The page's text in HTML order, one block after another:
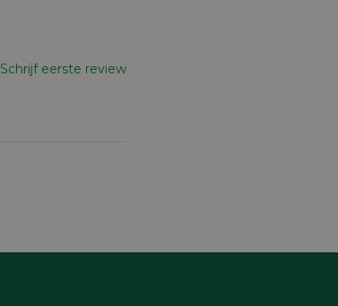
Schrijf eerste review